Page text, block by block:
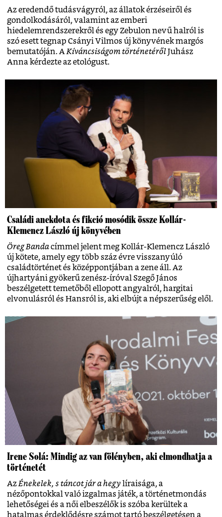
Az eredendő tudásvágyról, az állatok érzéseiről és
gondolkodásáról, valamint az emberi
hiedelemrendszerekről és egy Zebulon nevű halról is
szó esett tegnap Csányi Vilmos új könyvének margós
bemutatóján. A Kíváncsiságom történetérőlJuhász
Anna kérdezte az etológust.
Családi anekdota és fikció mosódik össze Kollár-
Klemencz László új könyvében
Öreg Bandacímmel jelent meg Kollár-Klemencz László
új kötete, amely egy több száz évre visszanyúló
családtörténet és középpontjában a zene áll. Az
újhartyáni gyökerű zenész-íróval Szegő János
beszélgetett temetőből ellopott angyalról, hargitai
elvonulásról és Hansról is, aki elbújt a népszerűség elől.
Irene Solá: Mindig az van fölényben, aki elmondhatja a
történetét
Az Énekelek, s táncot jár a hegy líraisága, a
nézőpontokkal való izgalmas játék, a történetmondás
lehetőségei és a női elbeszélők is szóba kerültek a
hatalmas érdeklődésre számot tartó beszélgetésen a